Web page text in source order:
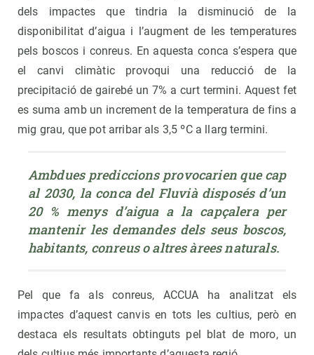
dels impactes que tindria la disminució de la
disponibilitat d’aigua i l’augment de les temperatures
pels boscos i conreus. En aquesta conca s’espera que
el canvi climàtic provoqui una reducció de la
precipitació de gairebé un 7% a curt termini. Aquest fet
es suma amb un increment de la temperatura de fins a
mig grau, que pot arribar als 3,5 ºC a llarg termini.
Ambdues prediccions provocarien que cap
al 2030, la conca del Fluvià disposés d’un
20 % menys d’aigua a la capçalera per
mantenir les demandes dels seus boscos,
habitants, conreus o altres àrees naturals.
Pel que fa als conreus, ACCUA ha analitzat els
impactes d’aquest canvis en tots les cultius, però en
destaca els resultats obtinguts pel blat de moro, un